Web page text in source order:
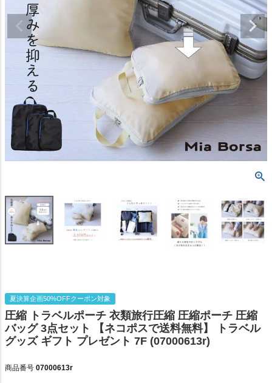
夏決算企画50%OFFクーポン対象
圧縮 トラベルポーチ 衣類旅行圧縮 圧縮ポーチ 圧縮
バッグ 3点セット 【ネコポスで送料無料】 トラベル
グッズ ギフト プレゼント 7F (07000613r)
商品番号 07000613r